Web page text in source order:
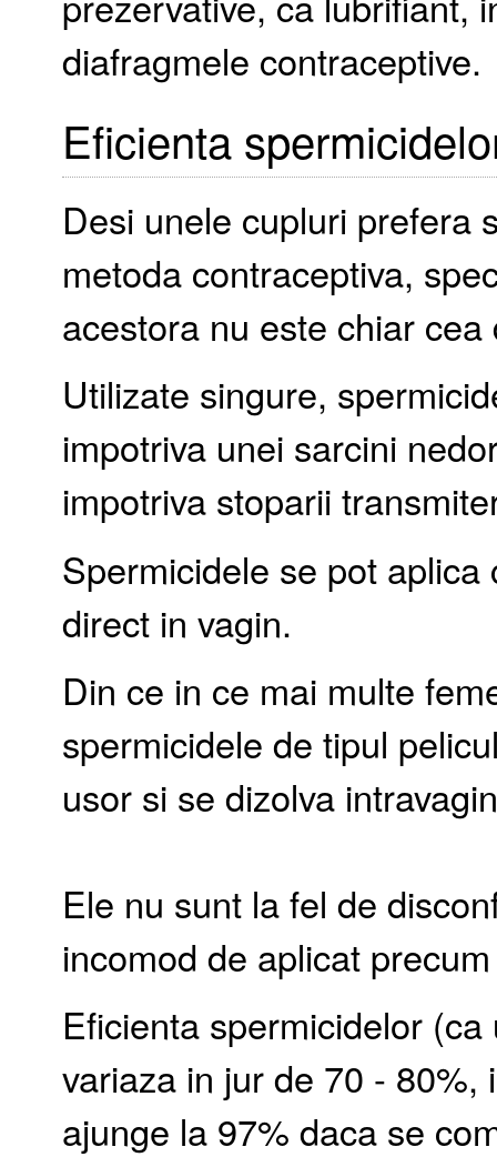
diafragmele contraceptive.
Eficienta
Desi unele cupluri prefera
metoda contraceptiva,
acestora nu este chiar cea
Utilizate singure,
impotriva unei sarcini
impotriva stoparii
Spermicidele se pot
direct in vagin.
Din ce in ce mai multe
spermicidele de tipul
usor si se dizolva
Ele nu sunt la fel de
incomod de aplicat
Eficienta spermicidelor
variaza in jur de 70 -
ajunge la 97% daca se